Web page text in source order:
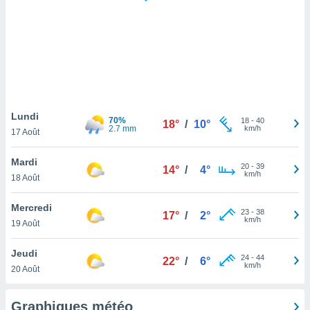
notre
que
et que
Lundi
17 Août
70%
2.7 mm
18° / 10° 18- 40
km/h
Mardi
18 Août
14° / 4° 20- 39
km/h
Mercredi
19 Août
17° / 2° 23- 38
km/h
Jeudi
20 Août
22° / 6° 24- 44
km/h
Graphiques météo